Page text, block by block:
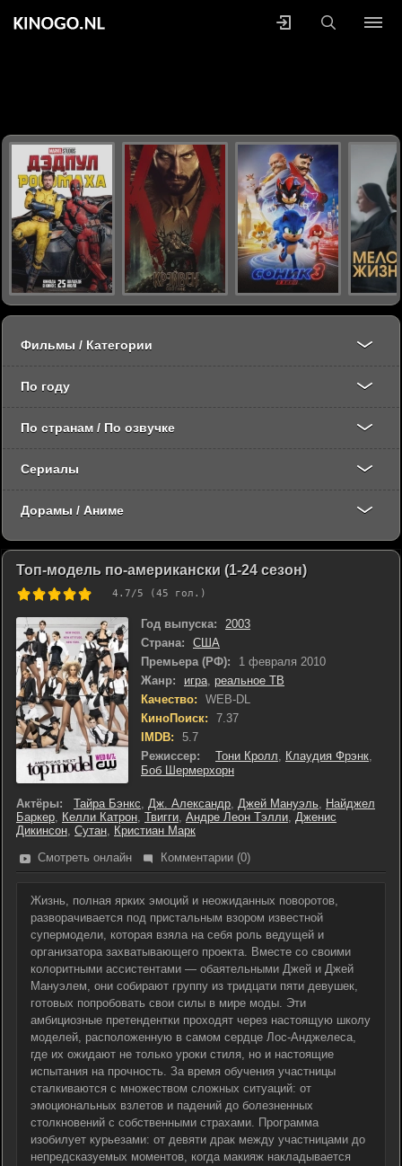
Топ-модель по-американски (1-24 сезон)
4.7/5 (45 гол.)
Год выпуска:
2003
Страна:
США
Премьера (РФ):
1 февраля 2010
Жанр:
игра, реальное ТВ
Качество:
WEB-DL
КиноПоиск:
7.37
IMDB:
5.7
Режиссер:
Тони Кролл, Клаудия Фрэнк,
Боб Шермерхорн
Актёры: Тайра Бэнкс, Дж. Александр, Джей Мануэль, Найджел
Баркер, Келли Катрон, Твигги, Андре Леон Тэлли, Дженис
Дикинсон, Сутан, Кристиан Марк
Смотреть онлайн
Комментарии (0)
Жизнь, полная ярких эмоций и неожиданных поворотов,
разворачивается под пристальным взором известной
супермодели, которая взяла на себя роль ведущей и
организатора захватывающего проекта. Вместе со своими
колоритными ассистентами — обаятельными Джей и Джей
Мануэлем, они собирают группу из тридцати пяти девушек,
готовых попробовать свои силы в мире моды. Эти
амбициозные претендентки проходят через настоящую школу
моделей, расположенную в самом сердце Лос-Анджелеса,
где их ожидают не только уроки стиля, но и настоящие
испытания на прочность. За время обучения участницы
сталкиваются с множеством сложных ситуаций: от
эмоциональных взлетов и падений до болезненных
столкновений с собственными страхами. Программа
изобилует курьезами: от девяти драк между участницами до
непредсказуемых моментов, когда макияж накладывается
Фильмы / Категории
По году
По странам / По озвучке
Сериалы
Дорамы / Аниме